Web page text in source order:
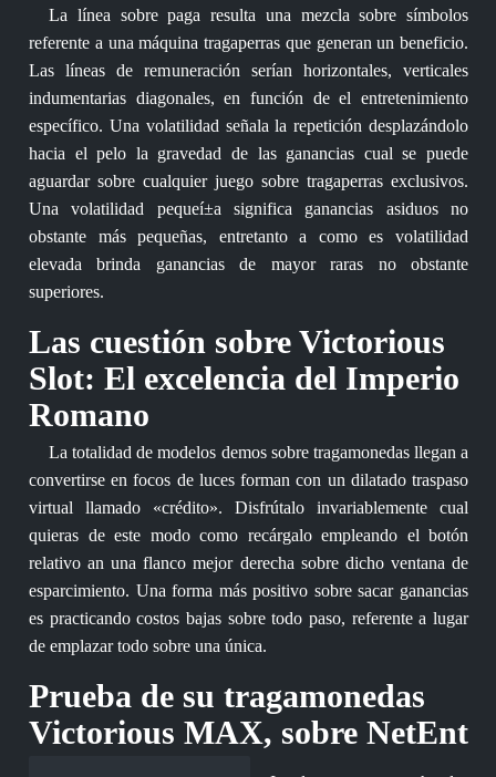
La línea sobre paga resulta una mezcla sobre símbolos
referente a una máquina tragaperras que generan un beneficio.
Las líneas de remuneración serían horizontales, verticales
indumentarias diagonales, en función de el entretenimiento
específico. Una volatilidad señala la repetición desplazándolo
hacia el pelo la gravedad de las ganancias cual se puede
aguardar sobre cualquier juego sobre tragaperras exclusivos.
Una volatilidad pequeí±a significa ganancias asiduos no
obstante más pequeñas, entretanto a como es volatilidad
elevada brinda ganancias de mayor raras no obstante
superiores.
Las cuestión sobre Victorious
Slot: El excelencia del Imperio
Romano
La totalidad de modelos demos sobre tragamonedas llegan a
convertirse en focos de luces forman con un dilatado traspaso
virtual llamado «crédito». Disfrútalo invariablemente cual
quieras de este modo­ como recárgalo empleando el botón
relativo an una flanco mejor derecha sobre dicho ventana de
esparcimiento. Una forma más positivo sobre sacar ganancias
es practicando costos bajas sobre todo paso, referente a lugar
de emplazar todo sobre una única.
Prueba de su tragamonedas
Victorious MAX, sobre NetEnt